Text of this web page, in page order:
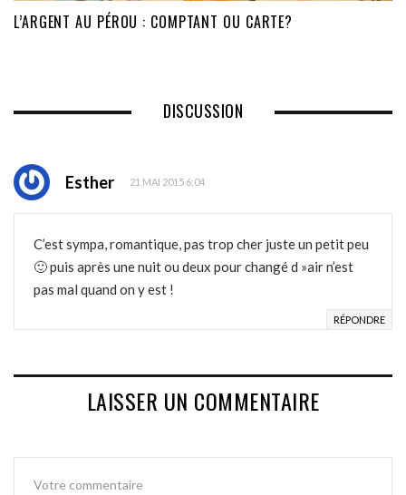
L’ARGENT AU PÉROU : COMPTANT OU CARTE?
DISCUSSION
Esther 21 MAI 2015 6:04
C’est sympa, romantique, pas trop cher juste un petit peu
🙂 puis après une nuit ou deux pour changé d »air n’est
pas mal quand on y est !
RÉPONDRE
LAISSER UN COMMENTAIRE